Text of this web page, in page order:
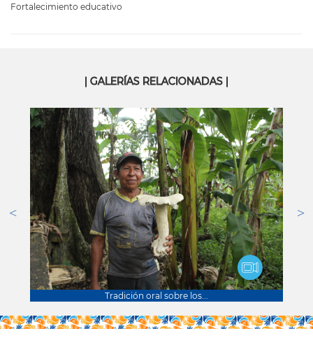
Fortalecimiento educativo
| GALERÍAS RELACIONADAS |
Tradición oral sobre los...